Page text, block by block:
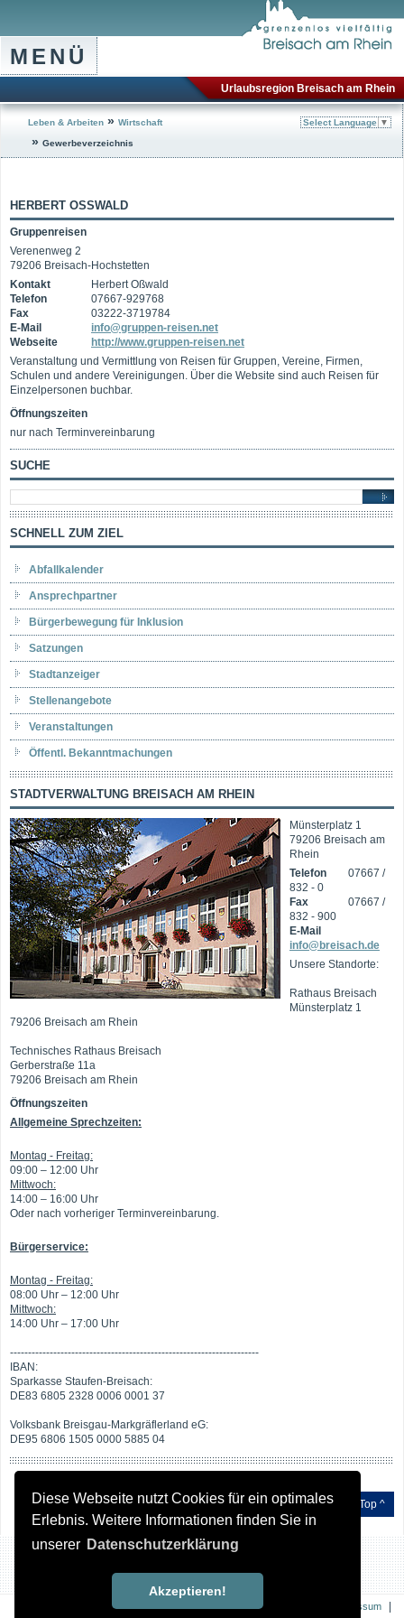
Diese Webseite nutzt Cookies für ein optimales
Erlebnis. Weitere Informationen finden Sie in
unserer Datenschutzerklärung
Akzeptieren!
MENÜ
Urlaubsregion Breisach am Rhein
Leben & Arbeiten » Wirtschaft
» Gewerbeverzeichnis
Select Language ▼
HERBERT OSSWALD
Gruppenreisen
Verenenweg 2
79206 Breisach-Hochstetten
Kontakt
Herbert Oßwald
Telefon
07667-929768
Fax
03222-3719784
E-Mail
info@gruppen-reisen.net
Webseite
http://www.gruppen-reisen.net
Veranstaltung und Vermittlung von Reisen für Gruppen, Vereine, Firmen,
Schulen und andere Vereinigungen. Über die Website sind auch Reisen für
Einzelpersonen buchbar.
Öffnungszeiten
nur nach Terminvereinbarung
SUCHE
SCHNELL ZUM ZIEL
Abfallkalender
Ansprechpartner
Bürgerbewegung für Inklusion
Satzungen
Stadtanzeiger
Stellenangebote
Veranstaltungen
Öffentl. Bekanntmachungen
STADTVERWALTUNG BREISACH AM RHEIN
Münsterplatz 1
79206 Breisach am
Rhein
Telefon
07667 /
832 - 0
Fax
07667 /
832 - 900
E-Mail
info@breisach.de
Unsere Standorte:
Rathaus Breisach
Münsterplatz 1
79206 Breisach am Rhein
Technisches Rathaus Breisach
Gerberstraße 11a
79206 Breisach am Rhein
Öffnungszeiten
Allgemeine Sprechzeiten:
Montag - Freitag:
09:00 – 12:00 Uhr
Mittwoch:
14:00 – 16:00 Uhr
Oder nach vorheriger Terminvereinbarung.
Bürgerservice:
Montag - Freitag:
08:00 Uhr – 12:00 Uhr
Mittwoch:
14:00 Uhr – 17:00 Uhr
---------------------------------------------------------------------
IBAN:
Sparkasse Staufen-Breisach:
DE83 6805 2328 0006 0001 37
Volksbank Breisgau-Markgräflerland eG:
DE95 6806 1505 0000 5885 04
Top ^
Impressum